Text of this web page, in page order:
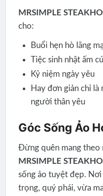
MRSIMPLE
cho:
Buổi hẹn hò lãng
Tiệc sinh nhật ấm
Kỷ niệm ngày yêu
Hay đơn giản chỉ
người thân yêu
Góc Sống Ảo
Đừng quên mang theo
MRSIMPLE
sống ảo tuyệt đẹp.
trọng, quý phái, vừa